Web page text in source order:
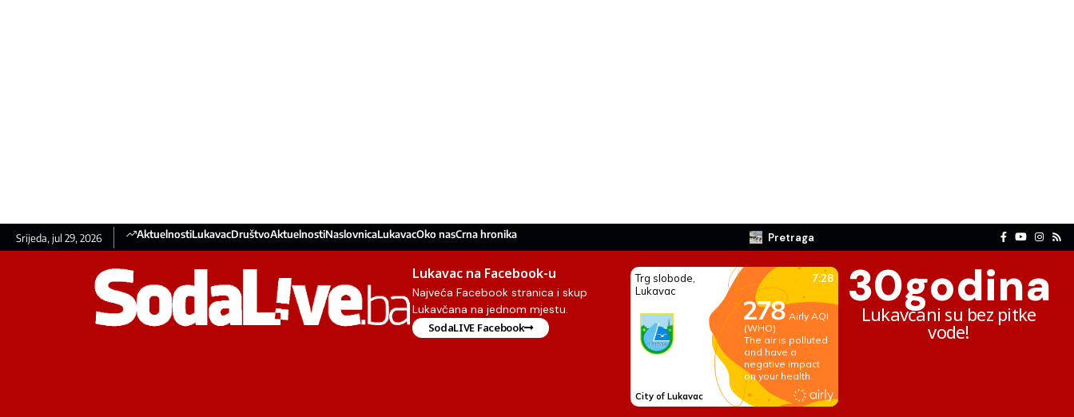
Srijeda, jul 29, 2026 AktuelnostiLukavacDruštvoAktuelnostiNaslovnicaLukavacOko nasCrna hronika Pretraga
Lukavac na Facebook-u
Najveća Facebook stranica i skup
Lukavčana na jednom mjestu.
SodaLIVE Facebook
30godina
Lukavčani su bez pitke
vode!